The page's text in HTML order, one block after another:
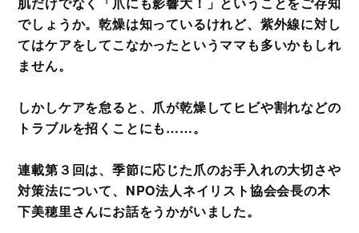
でしょうか。乾燥は知っているけれど、紫外線に対し
てはケアをしてこなかったというママも多いかもしれ
ません。
しかしケアを怠ると、爪が乾燥してヒビや割れなどの
トラブルを招くことにも……。
連載第３回は、季節に応じた爪のお手入れの大切さや
対策法について、NPO法人ネイリスト協会会長の木
下美穂里さんにお話をうかがいました。